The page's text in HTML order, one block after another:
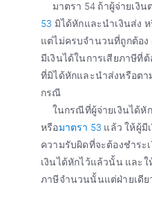
มาตรา 54 ถ้าผู้จ่ายเงิน
53 มิได้หักและนำเงินส่ง
แต่ไม่ครบจำนวนที่ถูกต้อง
มีเงินได้ในการเสียภาษีที่
ที่มิได้หักและนำส่งหรือต
กรณี
ในกรณีที่ผู้จ่ายเงินได้หั
หรือมาตรา 53 แล้ว ให้ผู้มี
ความรับผิดที่จะต้องชำระ
เงินได้หักไว้แล้วนั้น และใ
ภาษีจำนวนนั้นแต่ฝ่ายเดีย